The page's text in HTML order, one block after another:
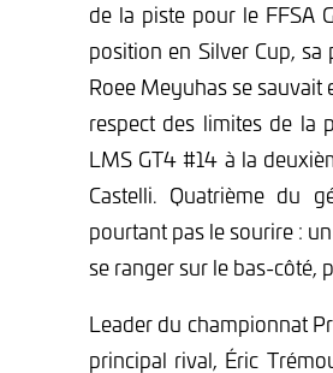
de la piste pour le FFSA
position en Silver Cup,
Roee Meyuhas se
respect des limites de la
LMS GT4 #14 à la
Castelli. Quatrième du
pourtant pas le sourire :
se ranger sur le bas-côté,
Leader du championnat
principal rival, Éric